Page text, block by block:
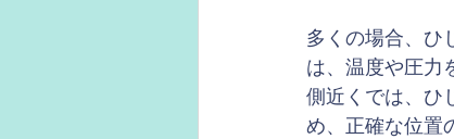
多くの場合、ひ
は、温度や圧力
側近くでは、ひ
め、正確な位置